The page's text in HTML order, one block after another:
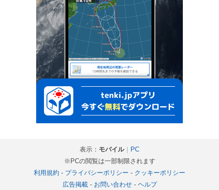
表示： モバイル｜ PC
※PCの閲覧は一部制限されます
利用規約 - プライバシーポリシー - クッキーポリシー
広告掲載- お問い合わせ- ヘルプ